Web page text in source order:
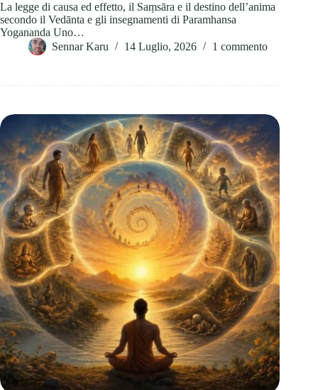
La legge di causa ed effetto, il Saṃsāra e il destino dell’anima
secondo il Vedānta e gli insegnamenti di Paramhansa
Yogananda Uno…
Sennar Karu
14 Luglio, 2026 1 commento